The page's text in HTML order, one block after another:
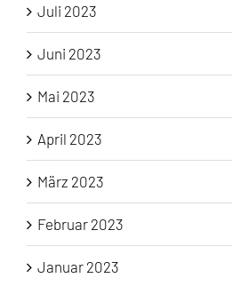
Juli 2023
Juni 2023
Mai 2023
April 2023
März 2023
Februar 2023
Januar 2023